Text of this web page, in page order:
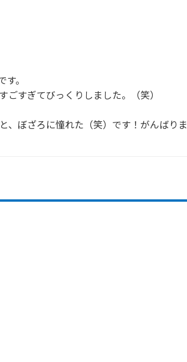
。
すぎてびっくりしました。（笑）
、ぼざろに憧れた（笑）です！がんばりま